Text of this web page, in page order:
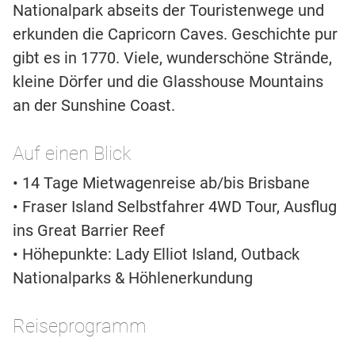
Nationalpark abseits der Touristenwege und
erkunden die Capricorn Caves. Geschichte pur
gibt es in 1770. Viele, wunderschöne Strände,
kleine Dörfer und die Glasshouse Mountains
an der Sunshine Coast.
Auf einen Blick
• 14 Tage Mietwagenreise ab/bis Brisbane
• Fraser Island Selbstfahrer 4WD Tour, Ausflug
ins Great Barrier Reef
• Höhepunkte: Lady Elliot Island, Outback
Nationalparks & Höhlenerkundung
Reiseprogramm